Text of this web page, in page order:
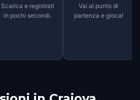
Scarica e registrati
in pochi secondi.
Vai al punto di
partenza e gioca!